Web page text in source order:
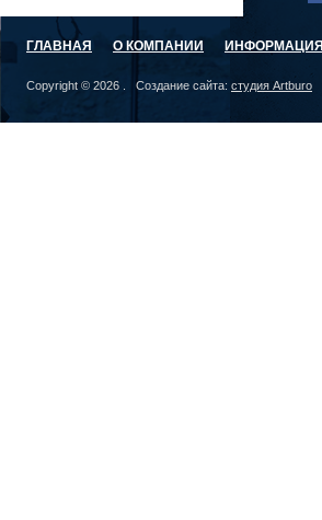
ГЛАВНАЯ О КОМПАНИИ ИНФОРМАЦИЯ
Copyright © 2026 . Создание сайта: студия Artburo